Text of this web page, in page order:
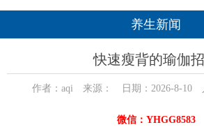
信息
养生新闻
快速瘦背的瑜伽
作者：aqi 来源： 日期：2026-8-10
微信：YHGG8583